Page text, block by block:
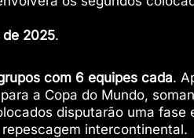
2025.
com 6 equipes cada.
a Copa do Mundo,
disputarão uma fase
intercontinental.